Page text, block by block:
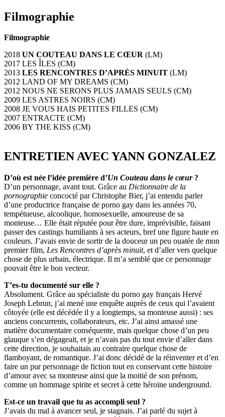
Filmographie
Filmographie
2018 UN COUTEAU DANS LE CŒUR (LM)
2017 LES ÎLES (CM)
2013 LES RENCONTRES D’APRÈS MINUIT (LM)
2012 LAND OF MY DREAMS (CM)
2012 NOUS NE SERONS PLUS JAMAIS SEULS (CM)
2009 LES ASTRES NOIRS (CM)
2008 JE VOUS HAIS PETITES FILLES (CM)
2007 ENTRACTE (CM)
2006 BY THE KISS (CM)
ENTRETIEN AVEC YANN GONZALEZ
D’où est née l’idée première d’Un Couteau dans le cœur ?
D’un personnage, avant tout. Grâce au Dictionnaire de la
pornographie concocté par Christophe Bier, j’ai entendu parler
d’une productrice française de porno gay dans les années 70,
tempétueuse, alcoolique, homosexuelle, amoureuse de sa
monteuse… Elle était réputée pour être dure, imprévisible, faisant
passer des castings humiliants à ses acteurs, bref une figure haute en
couleurs. J’avais envie de sortir de la douceur un peu ouatée de mon
premier film, Les Rencontres d’après minuit, et d’aller vers quelque
chose de plus urbain, électrique. Il m’a semblé que ce personnage
pouvait être le bon vecteur.
T’es-tu documenté sur elle ?
Absolument. Grâce au spécialiste du porno gay français Hervé
Joseph Lebrun, j’ai mené une enquête auprès de ceux qui l’avaient
côtoyée (elle est décédée il y a longtemps, sa monteuse aussi) : ses
anciens concurrents, collaborateurs, etc. J’ai ainsi amassé une
matière documentaire conséquente, mais quelque chose d’un peu
glauque s’en dégageait, et je n’avais pas du tout envie d’aller dans
cette direction, je souhaitais au contraire quelque chose de
flamboyant, de romantique. J’ai donc décidé de la réinventer et d’en
faire un pur personnage de fiction tout en conservant cette histoire
d’amour avec sa monteuse ainsi que la moitié de son prénom,
comme un hommage spirite et secret à cette héroïne underground.
Est-ce un travail que tu as accompli seul ?
J’avais du mal à avancer seul, je stagnais. J’ai parlé du sujet à